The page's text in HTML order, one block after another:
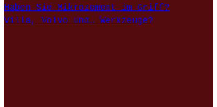
Haben Sie Mikrozement im Griff?
Villa, Volvo und… Werkzeuge?